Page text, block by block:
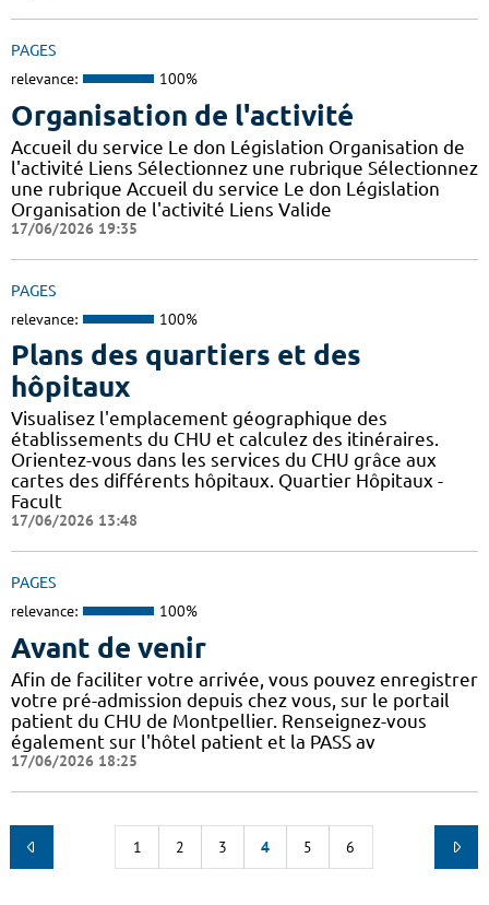
PAGES
relevance: 100%
Organisation de l'activité
Accueil du service Le don Législation Organisation de
l'activité Liens Sélectionnez une rubrique Sélectionnez
une rubrique Accueil du service Le don Législation
Organisation de l'activité Liens Valide
17/06/2026 19:35
PAGES
relevance: 100%
Plans des quartiers et des
hôpitaux
Visualisez l'emplacement géographique des
établissements du CHU et calculez des itinéraires.
Orientez-vous dans les services du CHU grâce aux
cartes des différents hôpitaux. Quartier Hôpitaux -
Facult
17/06/2026 13:48
PAGES
relevance: 100%
Avant de venir
Afin de faciliter votre arrivée, vous pouvez enregistrer
votre pré-admission depuis chez vous, sur le portail
patient du CHU de Montpellier. Renseignez-vous
également sur l'hôtel patient et la PASS av
17/06/2026 18:25
1 2 3 4 5 6